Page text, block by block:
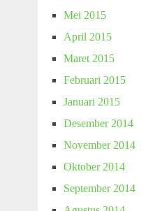
Mei 2015
April 2015
Maret 2015
Februari 2015
Januari 2015
Desember 2014
November 2014
Oktober 2014
September 2014